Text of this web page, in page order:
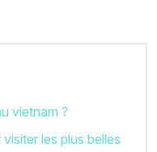
vietnam ?
les plus belles